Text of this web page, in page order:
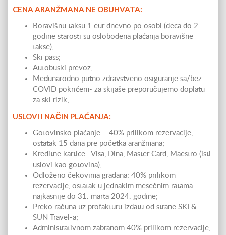
CENA ARANŽMANA NE OBUHVATA:
Boravišnu taksu 1 eur dnevno po osobi (deca do 2
godine starosti su oslobođena plaćanja boravišne
takse);
Ski pass;
Autobuski prevoz;
Međunarodno putno zdravstveno osiguranje sa/bez
COVID pokrićem- za skijaše preporučujemo doplatu
za ski rizik;
USLOVI I NAČIN PLAĆANJA:
Gotovinsko plaćanje – 40% prilikom rezervacije,
ostatak 15 dana pre početka aranžmana;
Kreditne kartice : Visa, Dina, Master Card, Maestro (isti
uslovi kao gotovina);
Odloženo čekovima građana: 40% prilikom
rezervacije, ostatak u jednakim mesečnim ratama
najkasnije do 31. marta 2024. godine;
Preko računa uz profakturu izdatu od strane SKI &
SUN Travel-a;
Administrativnom zabranom 40% prilikom rezervacije,